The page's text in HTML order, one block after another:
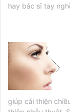
hay bác sĩ tay
giúp cải thiện